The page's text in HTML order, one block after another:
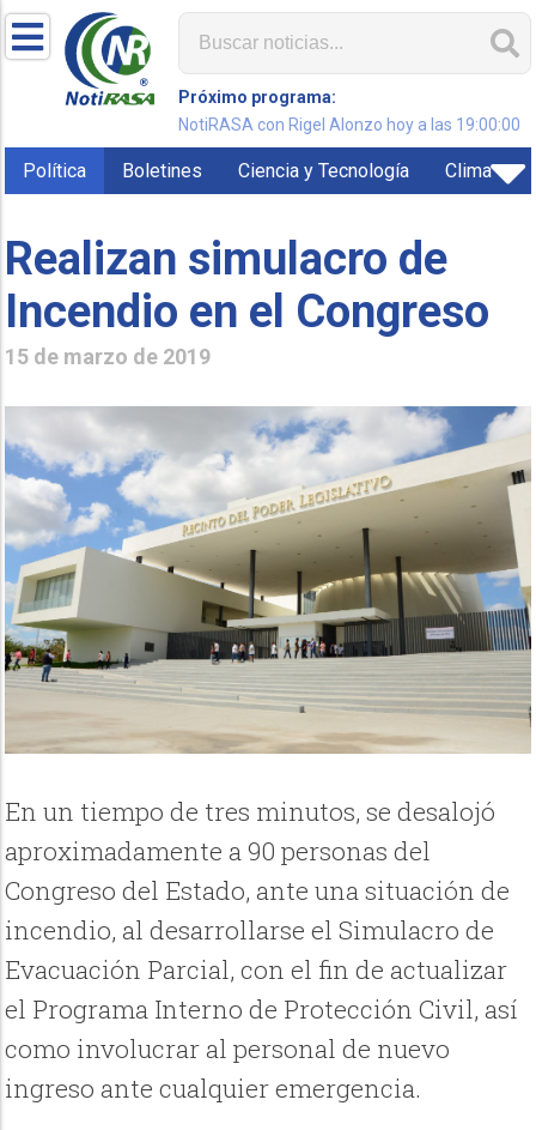
Próximo programa:
NotiRASA con Rigel Alonzo hoy a las 19:00:00
Política Boletines Ciencia y Tecnología Clima
Realizan simulacro de
Incendio en el Congreso
15 de marzo de 2019
En un tiempo de tres minutos, se desalojó
aproximadamente a 90 personas del
Congreso del Estado, ante una situación de
incendio, al desarrollarse el Simulacro de
Evacuación Parcial, con el fin de actualizar
el Programa Interno de Protección Civil, así
como involucrar al personal de nuevo
ingreso ante cualquier emergencia.